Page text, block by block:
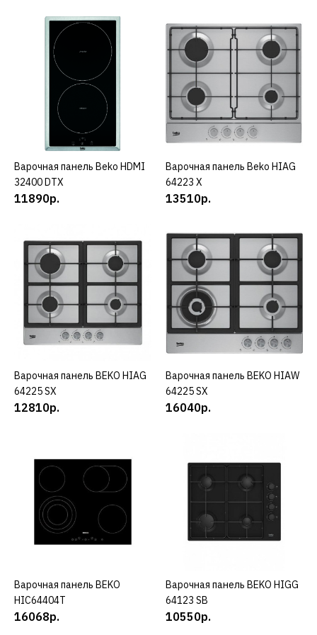
КУПИТЬ
ДОБАВИТЬ К СРАВНЕНИЮ
ДОБАВИТЬ В ПОЖЕЛАНИЯ
BEKO
Блендер стационарный
BEKO TBN81808BX
16620р.
КУПИТЬ
ДОБАВИТЬ К СРАВНЕНИЮ
ДОБАВИТЬ В ПОЖЕЛАНИЯ
Варочная панель Beko
HDMI 32400 DTX
11890р.
ДОБАВИТЬ К СРАВНЕНИЮ
ДОБАВИТЬ В ПОЖЕЛАНИЯ
Варочная панель Beko
13510р.
КУПИТЬ
Варочная панель Beko HDMI
32400 DTX
11890р.
КУПИТЬ
Варочная панель Beko HIAG
64223 X
13510р.
КУПИТЬ
Варочная панель BEKO HIAG
64225 SX
12810р.
КУПИТЬ
Варочная панель BEKO HIAW
64225 SX
16040р.
КУПИТЬ
Варочная панель BEKO
HIC64404T
16068р.
КУПИТЬ
Варочная панель BEKO HIGG
64123 SB
10550р.